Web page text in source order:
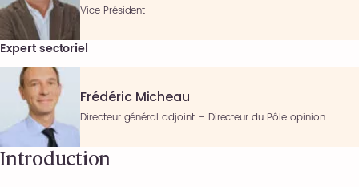
Introduction
Vice Président
Expert sectoriel
Frédéric Micheau
Directeur général adjoint – Directeur du Pôle opinion